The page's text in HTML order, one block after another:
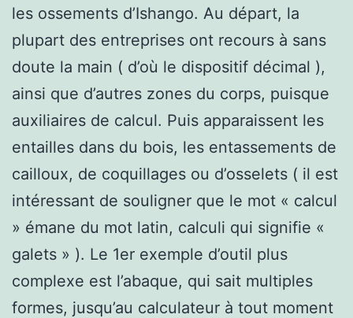
les ossements d’Ishango. Au départ, la
plupart des entreprises ont recours à sans
doute la main ( d’où le dispositif décimal ),
ainsi que d’autres zones du corps, puisque
auxiliaires de calcul. Puis apparaissent les
entailles dans du bois, les entassements de
cailloux, de coquillages ou d’osselets ( il est
intéressant de souligner que le mot « calcul
» émane du mot latin, calculi qui signifie «
galets » ). Le 1er exemple d’outil plus
complexe est l’abaque, qui sait multiples
formes, jusqu’au calculateur à tout moment